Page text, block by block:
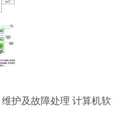
护及故障处理 计算机软